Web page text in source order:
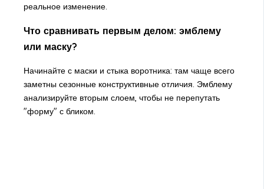
реальное изменение.
Что сравнивать первым делом: эмблему
или маску?
Начинайте с маски и стыка воротника: там чаще всего
заметны сезонные конструктивные отличия. Эмблему
анализируйте вторым слоем, чтобы не перепутать
"форму" с бликом.